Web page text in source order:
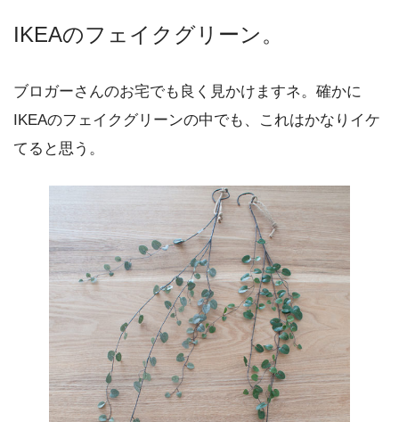
IKEAのフェイクグリーン。
ブロガーさんのお宅でも良く見かけますネ。確かに
IKEAのフェイクグリーンの中でも、これはかなりイケ
てると思う。